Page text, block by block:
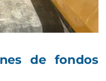
de fondos